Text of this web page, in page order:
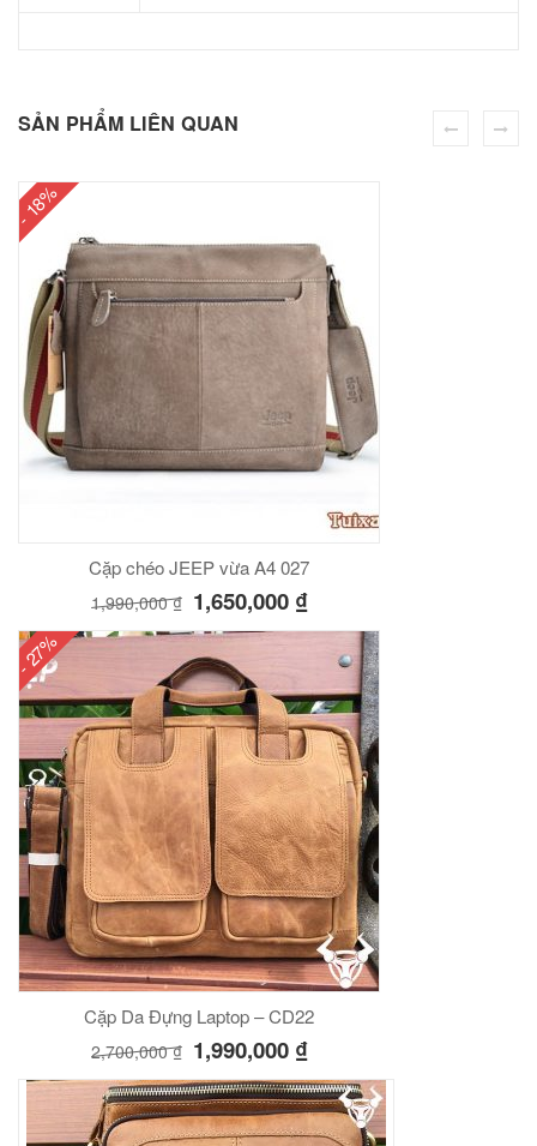
SẢN PHẨM LIÊN QUAN
- 18%
Cặp chéo JEEP vừa A4 027
1,990,000₫ 1,650,000 ₫
- 27%
Cặp Da Đựng Laptop – CD22
2,700,000₫ 1,990,000 ₫
Túi đeo chéo nam công sở da bò sáp đựng tài liệu A4 KT57
GIỎ